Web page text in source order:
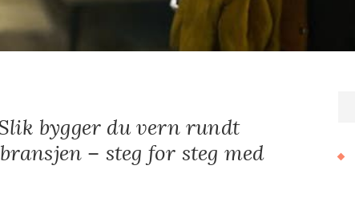
bygger du vern rundt
– steg for steg med